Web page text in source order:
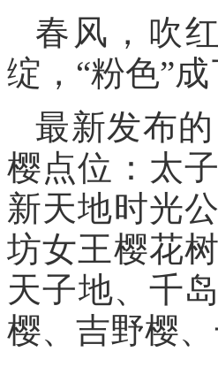
春风，吹
绽，“粉色”
最新发布
樱点位：太
新天地时光
坊女王樱花
天子地、千
樱、吉野樱